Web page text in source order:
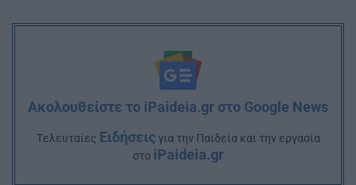
Ακολουθείστε το iPaideia.gr στο Google News
Tελευταίες Ειδήσειςγια την Παιδεία και την εργασία
στο iPaideia.gr